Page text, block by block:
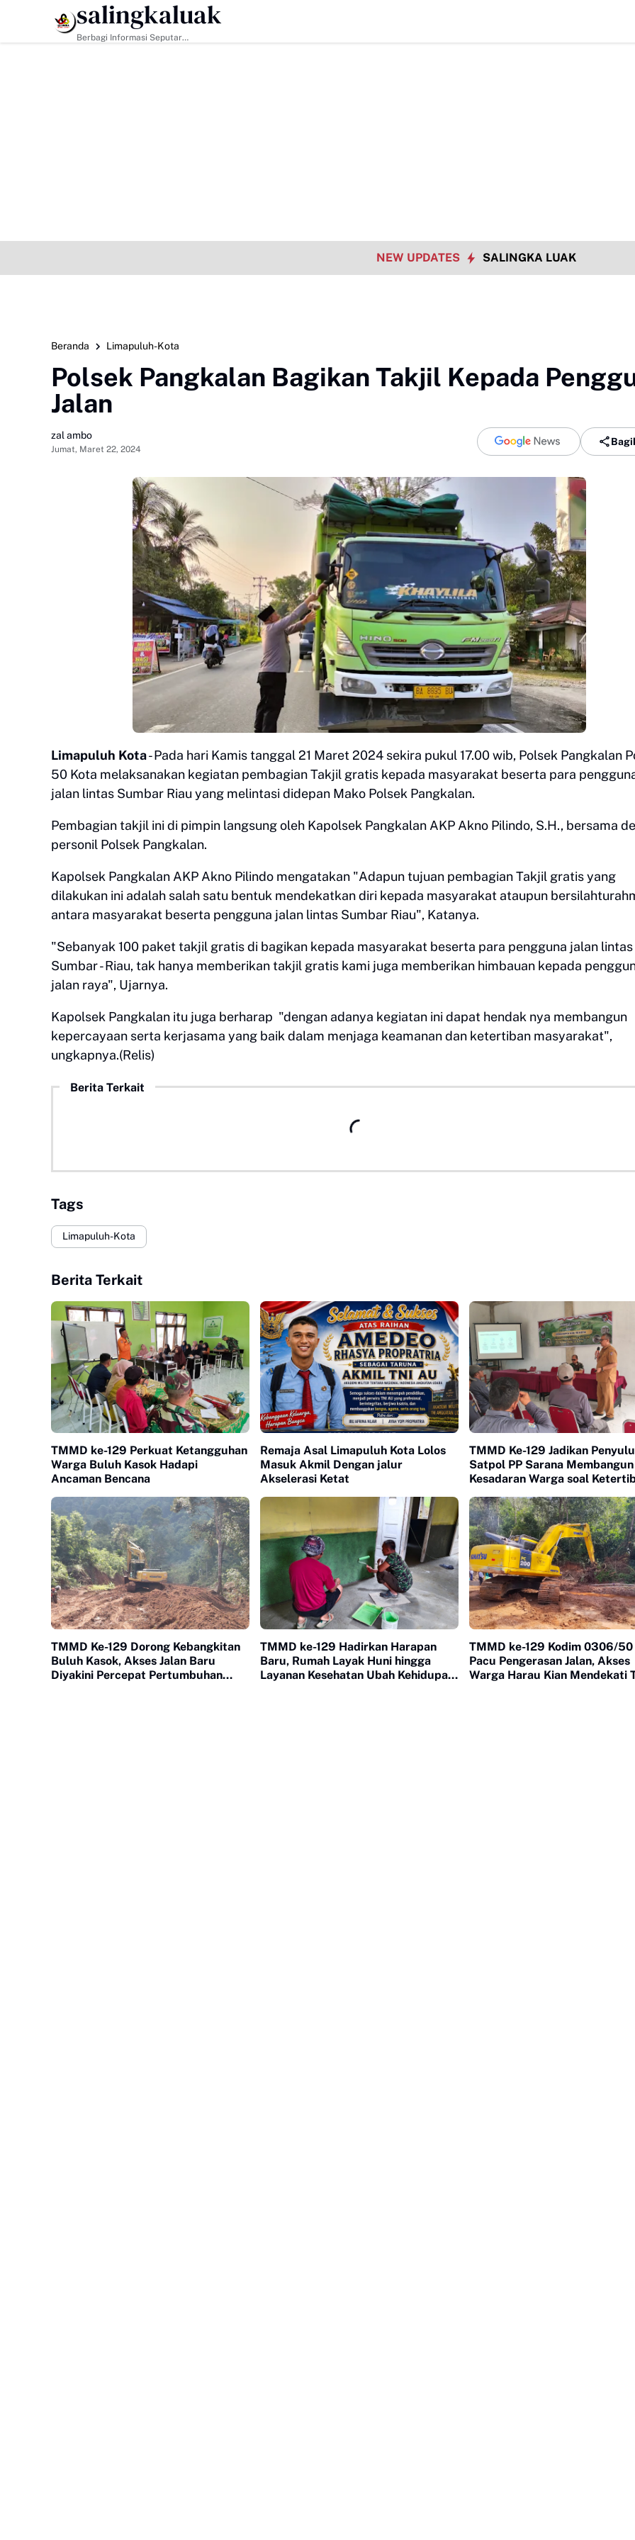
HEADLINE
salingkaluak
Berbagi Informasi Seputar
NEW UPDATES SALINGKA LUAK
Beranda Limapuluh-Kota
Polsek Pangkalan Bagikan Takjil Kepada
Jalan
zal ambo
Jumat, Maret 22, 2024
Limapuluh Kota- Pada hari Kamis tanggal 21 Maret 2024 sekira pukul 17.00 wib, Polsek Pangkalan
50 Kota melaksanakan kegiatan pembagian Takjil gratis kepada masyarakat beserta para
jalan lintas Sumbar Riau yang melintasi didepan Mako Polsek Pangkalan.
Pembagian takjil ini di pimpin langsung oleh Kapolsek Pangkalan AKP Akno Pilindo, S.H., bersama
personil Polsek Pangkalan.
Kapolsek Pangkalan AKP Akno Pilindo mengatakan "Adapun tujuan pembagian Takjil gratis yang
dilakukan ini adalah salah satu bentuk mendekatkan diri kepada masyarakat ataupun
antara masyarakat beserta pengguna jalan lintas Sumbar Riau", Katanya.
"Sebanyak 100 paket takjil gratis di bagikan kepada masyarakat beserta para pengguna jalan lintas
Sumbar - Riau, tak hanya memberikan takjil gratis kami juga memberikan himbauan kepada
jalan raya", Ujarnya.
Kapolsek Pangkalan itu juga berharap "dengan adanya kegiatan ini dapat hendak nya membangun
kepercayaan serta kerjasama yang baik dalam menjaga keamanan dan ketertiban masyarakat",
ungkapnya.(Relis)
Berita Terkait
Tags
Limapuluh-Kota
Berita Terkait
TMMD ke-129 Perkuat Ketangguhan
Warga Buluh Kasok Hadapi
Ancaman Bencana
Remaja Asal Limapuluh Kota Lolos
Masuk Akmil Dengan jalur
Akselerasi Ketat
TMMD Ke-129 Jadikan
Satpol PP Sarana Membangun
Kesadaran Warga soal
TMMD Ke-129 Dorong Kebangkitan
Buluh Kasok, Akses Jalan Baru
Diyakini Percepat Pertumbuhan
TMMD ke-129 Hadirkan Harapan
Baru, Rumah Layak Huni hingga
Layanan Kesehatan Ubah Kehidupan
TMMD ke-129 Kodim 0306/
Pacu Pengerasan Jalan, Akses
Warga Harau Kian Mendekati